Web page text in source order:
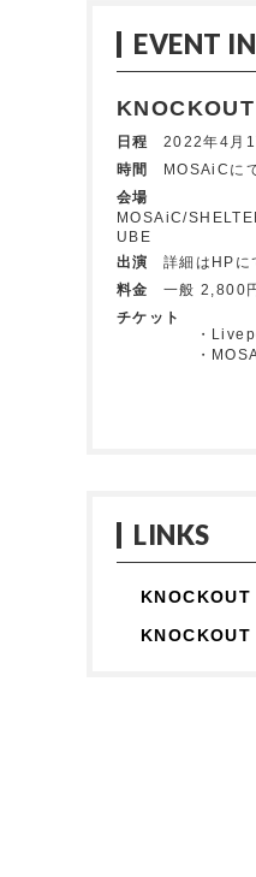
EVENT
日程
2022年4月
時間
MOSAiCに
会場
MOSAiC/
UBE
出演
詳細はHPに
料金
一般 2,800
チケット
・
・
LINKS
KNOCKOUT
KNOCKOUT